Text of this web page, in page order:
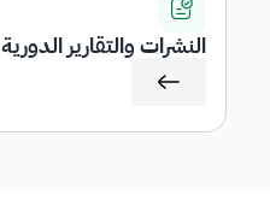
النشرات والتقارير الدورية